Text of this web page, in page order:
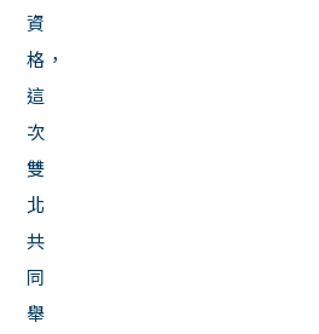
資
格，
這
次
雙
北
共
同
舉